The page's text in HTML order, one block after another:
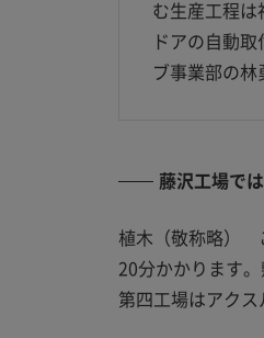
む生産工程
ドアの自動
ブ事業部の
藤沢工場で
植木（敬称略）
20分かかります
第四工場はアク